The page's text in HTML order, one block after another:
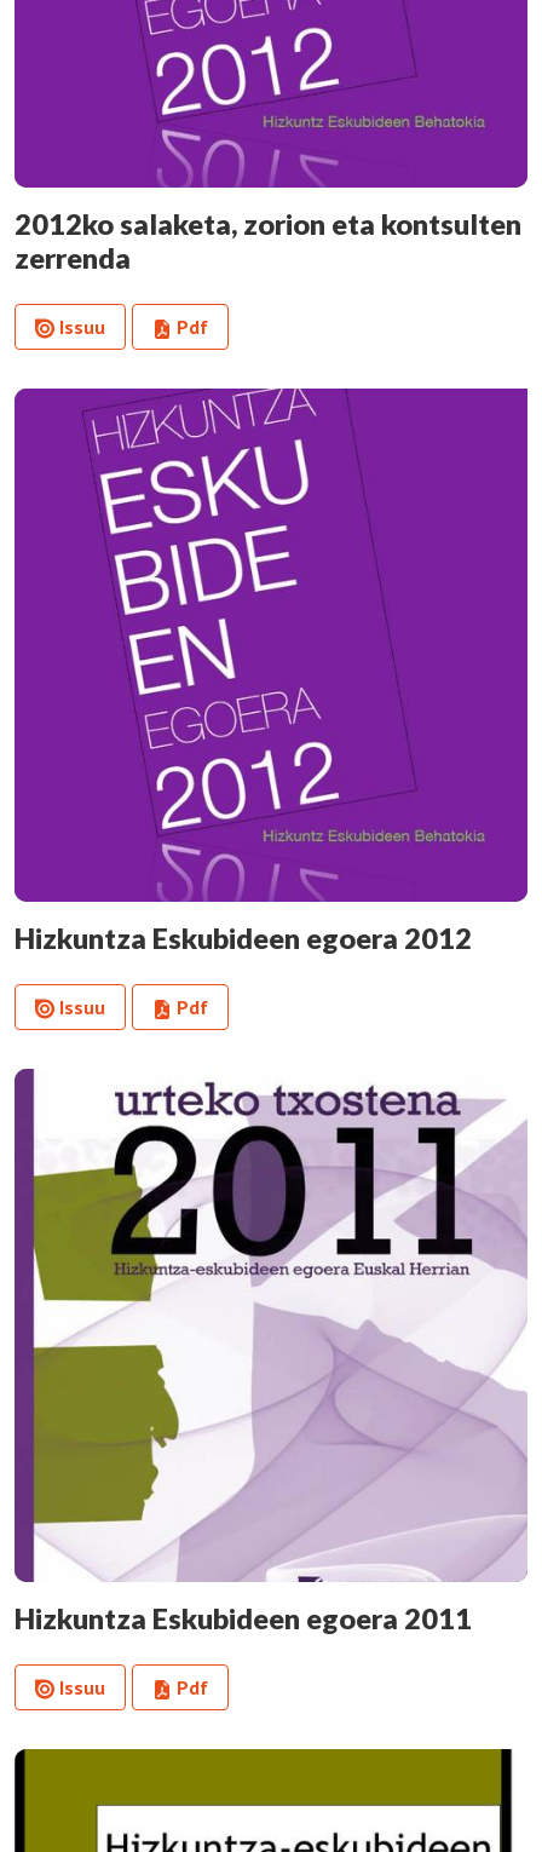
2012ko salaketa, zorion eta kontsulten
zerrenda
Issuu Pdf
Hizkuntza Eskubideen egoera 2012
Issuu Pdf
Hizkuntza Eskubideen egoera 2011
Issuu Pdf